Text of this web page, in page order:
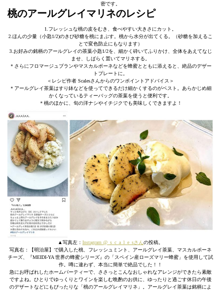
密です。
桃のアールグレイマリネのレシピ
1.フレッシュな桃の皮をむき、食べやすい大きさにカット。
2.ほんの少量（小匙1/2)のきび砂糖を桃にまぶす。桃から水分が出てくる。（砂糖を加えるこ
とで変色防止にもなります）
3.お好みの銘柄のアールグレイの茶葉小匙1/2を、細かく砕いてふりかけ、全体をあえてなじ
ませ、しばらく置いてマリネする。
＊さらにフロマージュブランやマスカルポーネなどを蜂蜜とともに添えると、絶品のデザー
トプレートに。
＜レシピ作者 Scalesさんからのワンポイントアドバイス＞
＊アールグレイ茶葉はすり鉢などを使ってできるだけ細かくするのがベスト。あらかじめ細
かくなっているティーバッグの茶葉を使うと便利です。
＊桃のほかに、旬の洋ナシやイチジクでも美味しくできますよ！
▲写真左： Instagram @_s_c_a_l_e_sさん の投稿。
写真右：【明治屋】で購入した桃、フレッシュミント、アールグレイ茶葉、マスカルポーネ
チーズ、『MEIDI-YA 世界の蜂蜜シリーズ』の「スペイン産ローズマリー蜂蜜」を使用して試
作。噂に違わず、本当に簡単で絶品でした！！
急にお呼ばれしたホームパーティーで、ささっとこんなおしゃれなアレンジができたら素敵
ですよね。ひとりでゆっくりとワインを楽しむ晩酌のお供に、ゆったりと過ごす休日の午後
のデザートなどにもぴったりな「桃のアールグレイマリネ」。アールグレイ茶葉は銘柄によ